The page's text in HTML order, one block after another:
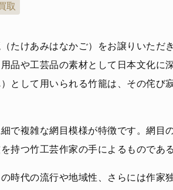
取
（たけあみはなかご）をお譲りいた
品や工芸品の素材として日本文化に
として用いられる竹籠は、その侘び
で複雑な網目模様が特徴です。網目
持つ竹工芸作家の手によるものであ
時代の流行や地域性、さらには作家